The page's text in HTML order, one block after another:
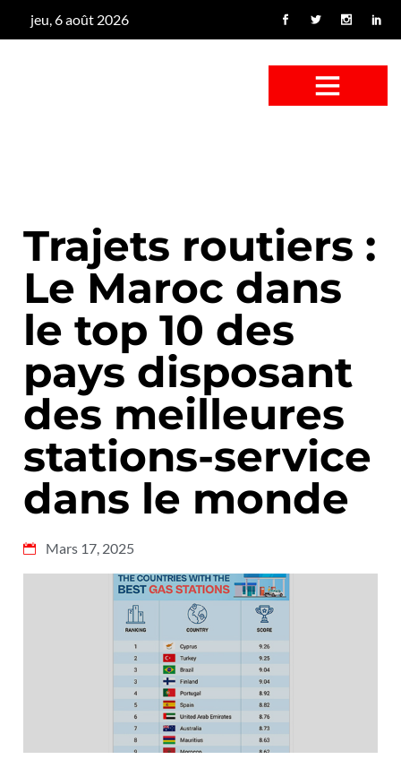
jeu, 6 août 2026
Trajets routiers :
Le Maroc dans
le top 10 des
pays disposant
des meilleures
stations-service
dans le monde
Mars 17, 2025